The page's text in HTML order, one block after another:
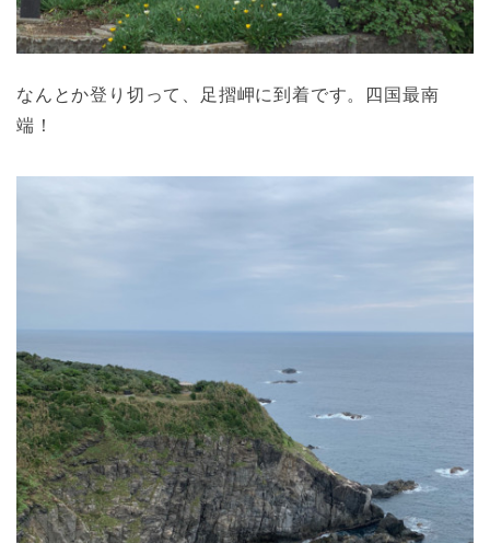
なんとか登り切って、足摺岬に到着です。四国最南
端！